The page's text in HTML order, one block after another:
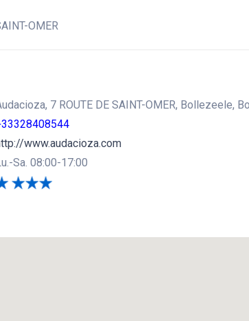
OMER
7 ROUTE DE SAINT-OMER, Bollezeele,
www.audacioza.com
Sa. 08:00-17:00